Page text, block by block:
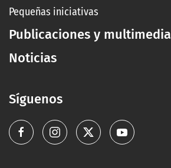
Pequeñas iniciativas
Publicaciones y multimedia
Noticias
Síguenos